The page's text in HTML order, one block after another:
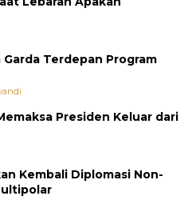
Garda Terdepan Program
Presiden Keluar dari
Kembali Diplomasi Non-